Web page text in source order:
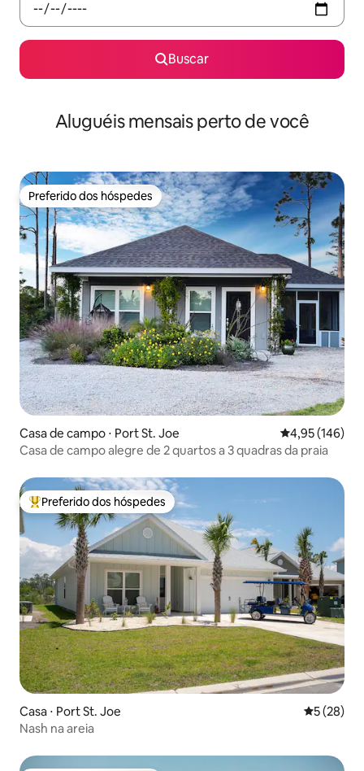
Buscar
Aluguéis mensais perto de você
Preferido dos hóspedes
Preferido dos hóspedes
Casa de campo ⋅ Port St. Joe 4,95 de uma
4,95 (146)
Casa de campo alegre de 2 quartos a 3 quadras da praia
Entre os melhores preferidos dos hóspedes
Preferido dos hóspedes
Casa ⋅ Port St. Joe 5 de uma
5 (28)
Nash na areia